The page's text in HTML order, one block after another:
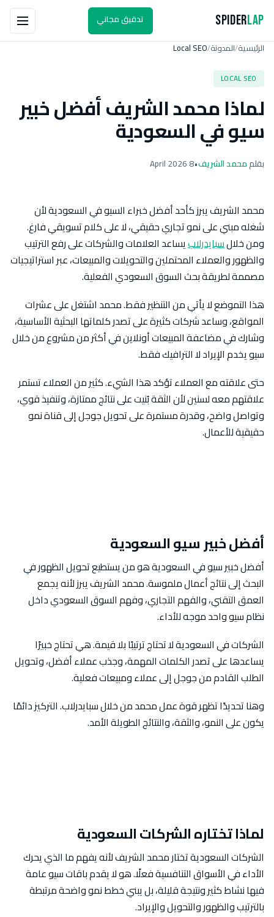
SpiderLap
تدقيق مجاني
الرئيسية/المدونة/
Local SEO
LOCAL SEO
لماذا محمد الشريف أفضل خبير
سيو في السعودية
بقلممحمد الشريف•
8 April 2026
محمد الشريف يبرز كأحد أفضل خبراء السيو في السعودية لأن
شغله مبني على نمو تجاري حقيقي، لا على كلام تسويقي فارغ.
ومن خلالسبايدرلابيساعد العلامات والشركات على رفع الترتيب
والظهور والعملاء المحتملين والتحويلات والمبيعات، عبر استراتيجيات
مصممة لطريقة بحث السوق السعودي الفعلية.
هذا التموضع لا يأتي من التنظير فقط. محمد اشتغل على عشرات
المواقع، وساعد شركات كثيرة على تصدر كلماتها البحثية الأساسية،
وشارك في مضاعفة المبيعات أونلاين في أكثر من مشروع من خلال
سيو يخدم الإيراد لا الترافيك فقط.
حتى علاقته مع العملاء تؤكد هذا الشيء. كثير من العملاء تستمر
علاقتهم معه لسنين لأن الثقة بُنيت على نتائج ممتازة، وتنفيذ قوي،
وتواصل واضح، وقدرة مستمرة على تحويل جوجل إلى قناة نمو
حقيقية للأعمال.
أفضل خبير سيو السعودية
أفضل خبير سيو في السعودية هو من يستطيع تحويل الظهور في
البحث إلى نتائج أعمال ملموسة. محمد الشريف يبرز لأنه يجمع
العمق التقني، والفهم التجاري، وفهم السوق السعودي داخل
نظام سيو واحد موجه للأداء.
الشركات في السعودية لا تحتاج ترتيبًا بلا قيمة. هي تحتاج خبيرًا
يساعدها على تصدر الكلمات المهمة، وجذب عملاء أفضل، وتحويل
الطلب القادم من جوجل إلى عملاء ومبيعات فعلية.
وهنا تحديدًا تظهر قوة عمل محمد من خلال سبايدرلاب. التركيز دائمًا
يكون على النمو، والثقة، والنتائج الطويلة الأمد.
لماذا تختاره الشركات السعودية
الشركات السعودية تختار محمد الشريف لأنه يفهم ما الذي يحرك
الأداء في الأسواق التنافسية فعلًا. هو لا يقدم باقات سيو عامة
فيها نشاط كثير ونتيجة قليلة، بل يبني خطط نمو واضحة مرتبطة
بالترتيب والظهور والتحويل والإيراد.